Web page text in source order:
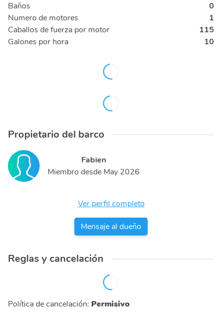
Baños
0
Numero de motores
1
Caballos de fuerza por motor
115
Galones por hora
10
Propietario del barco
Fabien
Miembro desde May 2026
Ver perfil completo
Mensaje al dueño
Reglas y cancelación
Política de cancelación: Permisivo